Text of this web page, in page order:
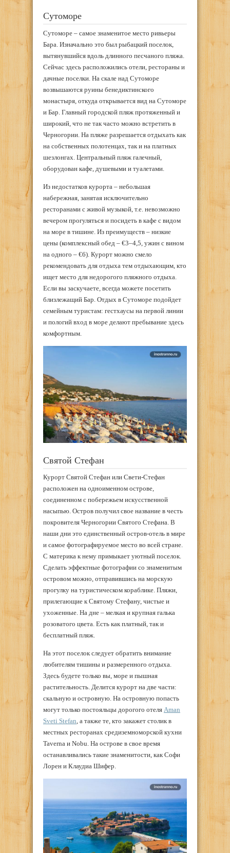
Сутоморе
Сутоморе – самое знаменитое место ривьеры
Бара. Изначально это был рыбацкий поселок,
вытянувшийся вдоль длинного песчаного пляжа.
Сейчас здесь расположились отели, рестораны и
дачные поселки. На скале над Сутоморе
возвышаются руины бенедиктинского
монастыря, откуда открывается вид на Сутоморе
и Бар. Главный городской пляж протяженный и
широкий, что не так часто можно встретить в
Черногории. На пляже разрешается отдыхать как
на собственных полотенцах, так и на платных
шезлонгах. Центральный пляж галечный,
оборудован кафе, душевыми и туалетами.
Из недостатков курорта – небольшая
набережная, занятая исключительно
ресторанами с живой музыкой, т.е. невозможно
вечером прогуляться и посидеть в кафе с видом
на море в тишине. Из преимуществ – низкие
цены (комплексный обед – €3–4,5, ужин с вином
на одного – €6). Курорт можно смело
рекомендовать для отдыха тем отдыхающим, кто
ищет место для недорогого пляжного отдыха.
Если вы заскучаете, всегда можете посетить
близлежащий Бар. Отдых в Сутоморе подойдет
семейным туристам: гестхаусы на первой линии
и пологий вход в море делают пребывание здесь
комфортным.
Святой Стефан
Курорт Святой Стефан или Свети-Стефан
расположен на одноименном острове,
соединенном с побережьем искусственной
насыпью. Остров получил свое название в честь
покровителя Черногории Святого Стефана. В
наши дни это единственный остров-отель в мире
и самое фотографируемое место во всей стране.
С материка к нему примыкает уютный поселок.
Сделать эффектные фотографии со знаменитым
островом можно, отправившись на морскую
прогулку на туристическом кораблике. Пляжи,
прилегающие к Святому Стефану, чистые и
ухоженные. На дне – мелкая и крупная галька
розоватого цвета. Есть как платный, так и
бесплатный пляж.
На этот поселок следует обратить внимание
любителям тишины и размеренного отдыха.
Здесь будете только вы, море и пышная
растительность. Делится курорт на две части:
скальную и островную. На островную попасть
могут только постояльцы дорогого отеля Aman
Sveti Stefan, а также те, кто закажет столик в
местных ресторанах средиземноморской кухни
Taverna и Nobu. На острове в свое время
останавливались такие знаменитости, как Софи
Лорен и Клаудиа Шифер.